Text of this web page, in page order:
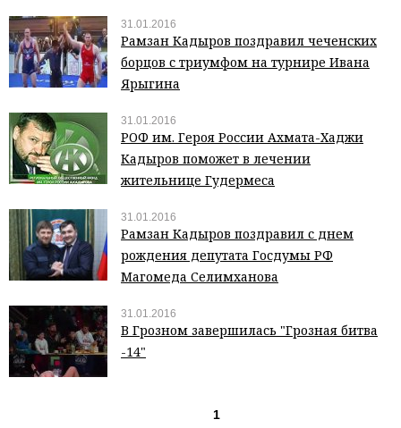
31.01.2016
Рамзан Кадыров поздравил чеченских
борцов с триумфом на турнире Ивана
Ярыгина
31.01.2016
РОФ им. Героя России Ахмата-Хаджи
Кадыров поможет в лечении
жительнице Гудермеса
31.01.2016
Рамзан Кадыров поздравил с днем
рождения депутата Госдумы РФ
Магомеда Селимханова
31.01.2016
В Грозном завершилась "Грозная битва
-14"
1